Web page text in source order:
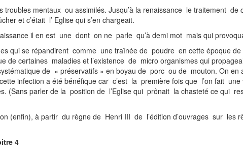
troubles mentaux ou assimilés. Jusqu’à la renaissance le traitement
et c’était l’ Eglise qui s’en chargeait.
il en est une dont on ne parle qu’à demi mot mais qui
qui se répandirent comme une traînée de poudre en cette époque
de certaines maladies et l’existence de micro organismes qui
de « préservatifs » en boyau de porc ou de mouton. On
infection a été bénéfique car c’est la première fois que l’on fait
(Sans parler de la position de l’Eglise qui prônait la chasteté ce qui
(enfin), à partir du règne de Henri III de l’édition d’ouvrages sur
4